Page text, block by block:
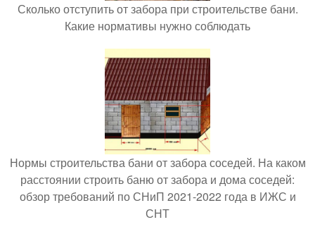
Сколько отступить от забора при строительстве бани.
Какие нормативы нужно соблюдать
Нормы строительства бани от забора соседей. На каком
расстоянии строить баню от забора и дома соседей:
обзор требований по СНиП 2021-2022 года в ИЖС и
СНТ